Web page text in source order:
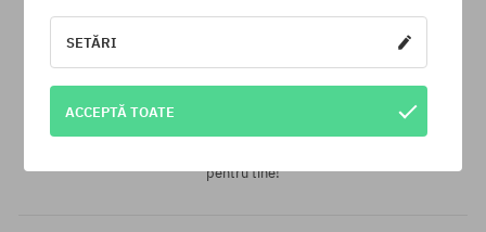
Garanția celui mai mic preț
Avem cele mai bune prețuri, dar dacă găsești același produs
pentru tine!
SETĂRI
ACCEPTĂ TOATE